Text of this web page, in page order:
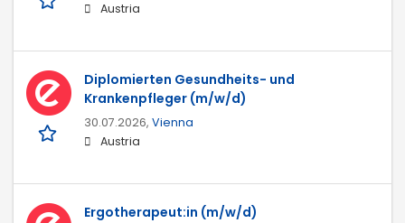
Austria
Diplomierten Gesundheits- und
Krankenpfleger (m/w/d)
30.07.2026, Vienna
Austria
Ergotherapeut:in (m/w/d)